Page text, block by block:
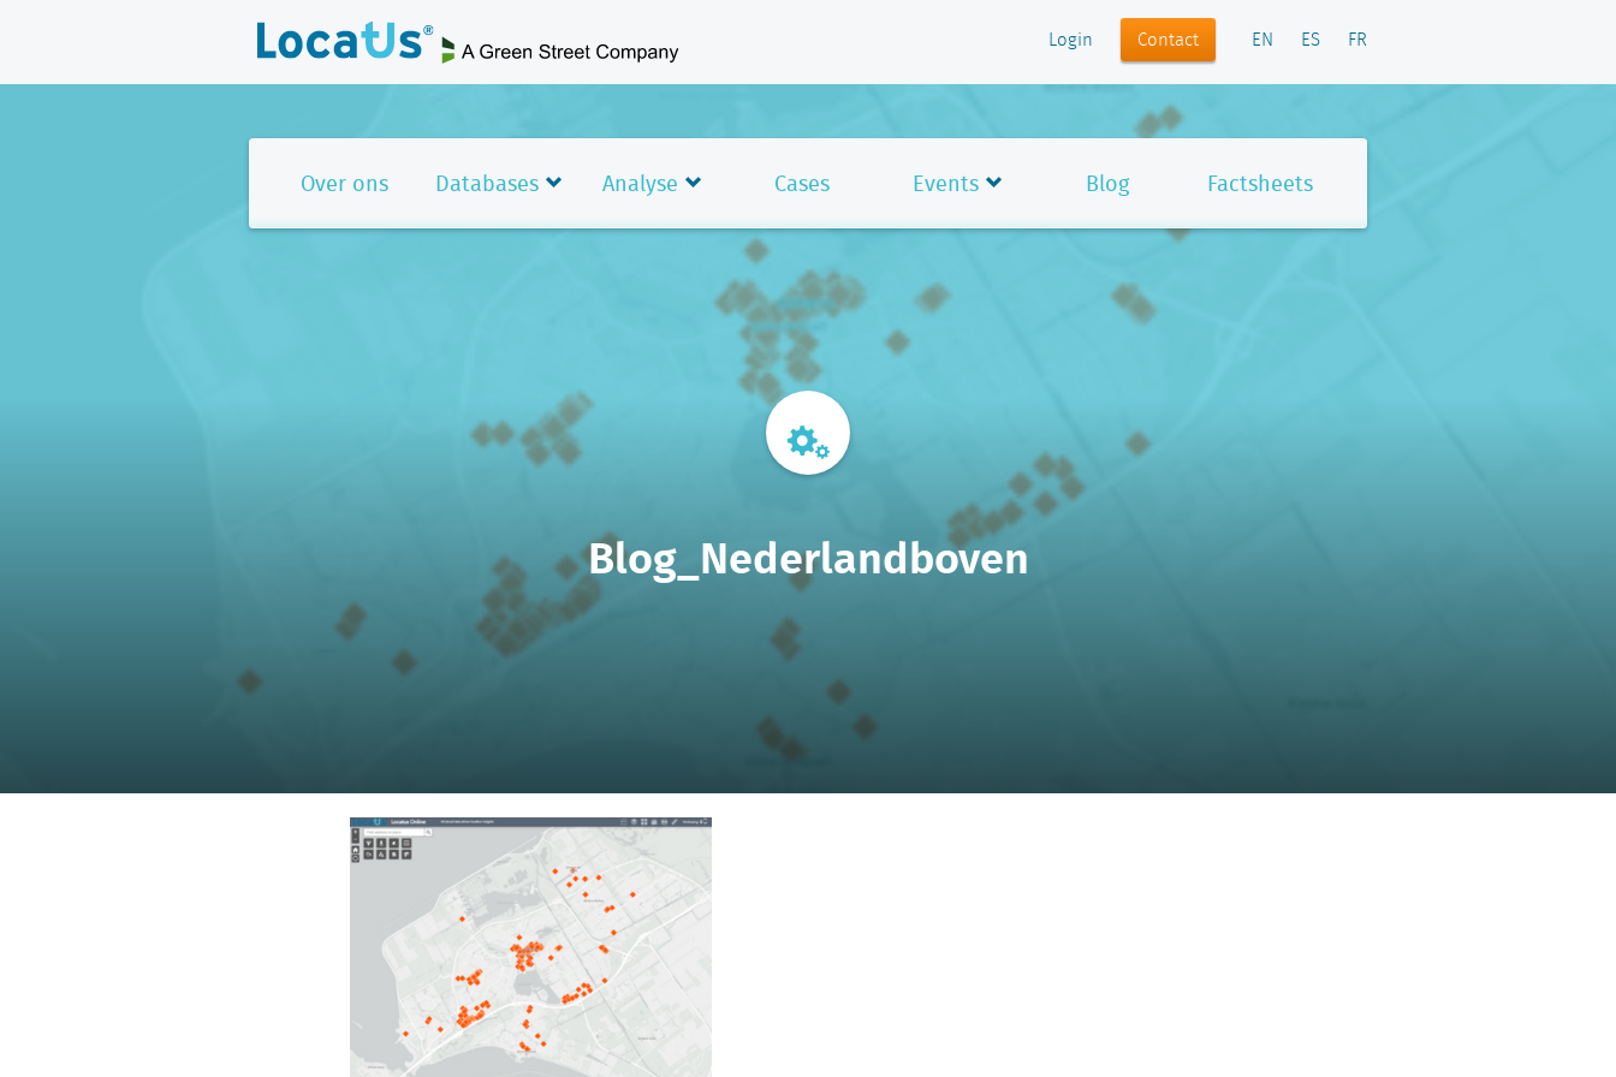
Login Contact EN ES FR
Over ons Databases Analyse Cases Events Blog Factsheets
Blog_Nederlandboven